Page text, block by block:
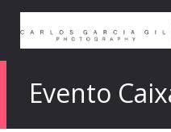
Evento